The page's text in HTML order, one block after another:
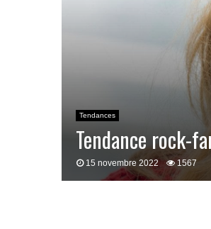
Tendances
Tendance rock-
15 novembre 2022 1567